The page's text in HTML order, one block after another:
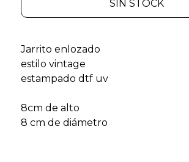
SIN STOCK
Jarrito enlozado
estilo vintage
estampado dtf uv
8cm de alto
8 cm de diámetro